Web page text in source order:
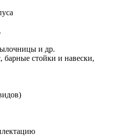
и др.
стойки и навески,